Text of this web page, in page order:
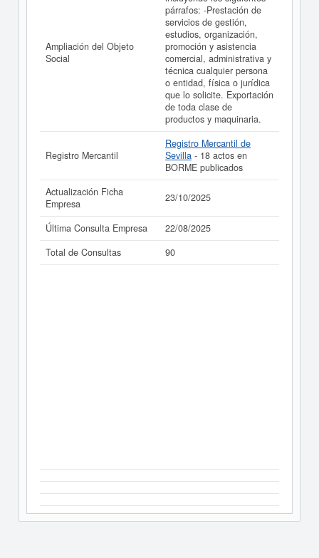
Ampliación del Objeto
Social
párrafos: -Prestación de
servicios de gestión,
estudios, organización,
promoción y asistencia
comercial, administrativa y
técnica cualquier persona
o entidad, física o jurídica
que lo solicite. Exportación
de toda clase de
productos y maquinaria.
Registro Mercantil
Registro Mercantil de
Sevilla - 18 actos en
BORME publicados
Actualización Ficha
Empresa
23/10/2025
Última Consulta Empresa
22/08/2025
Total de Consultas
90